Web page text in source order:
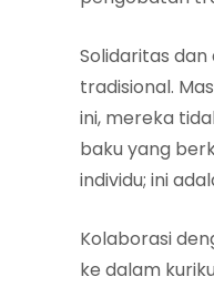
Solidaritas
tradisional.
ini, mereka
baku yang
individu; ini
Kolaborasi
ke dalam